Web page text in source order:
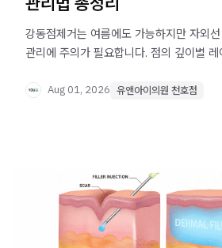
강동점제거는 여름에도 가능하지만 자외
관리에 주의가 필요합니다. 점의 깊이별
Aug 01, 2026 유앤아이의원 천호점